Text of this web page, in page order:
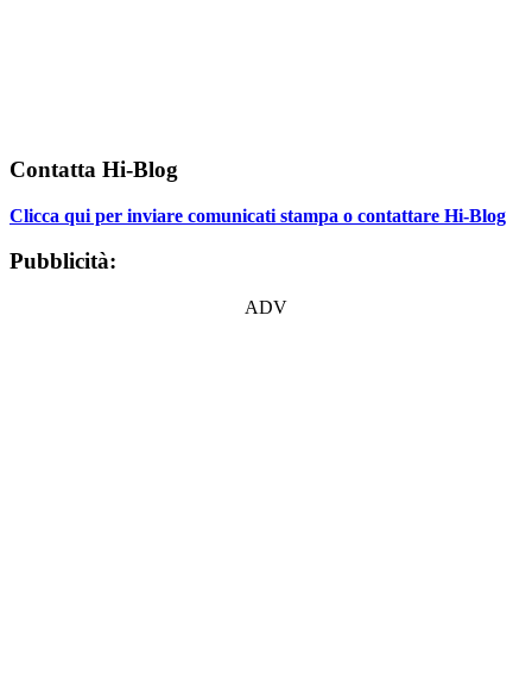
Contatta Hi-Blog
Clicca qui per inviare comunicati stampa o contattare Hi-Blog
Pubblicità:
ADV